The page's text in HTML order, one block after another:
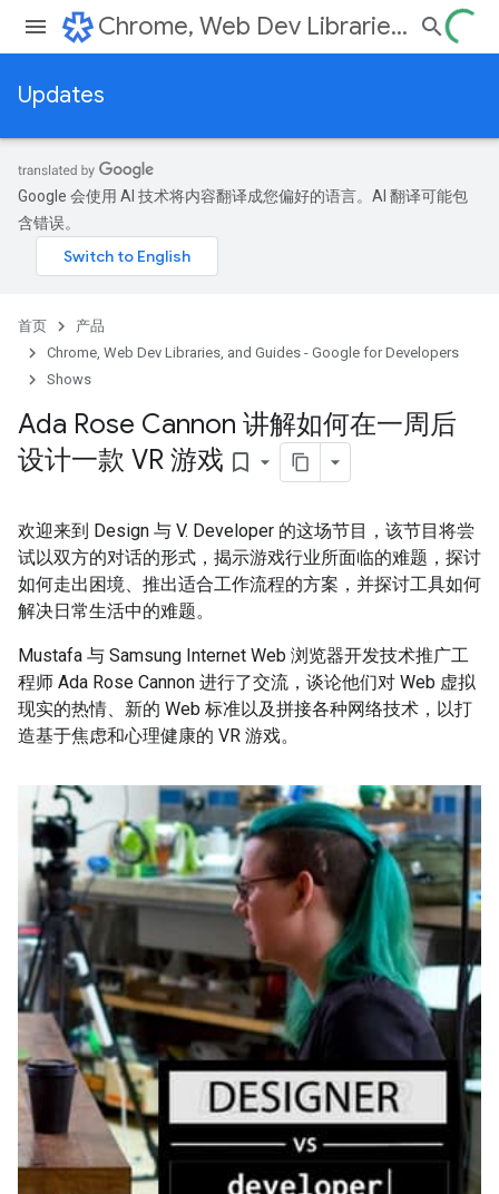
Chrome, Web Dev Libraries, and Guides - Google for Developers
Updates
Google 会使用 AI 技术将内容翻译成您偏好的语言。AI 翻译可能包
含错误。
首页
产品
Chrome, Web Dev Libraries, and Guides - Google for Developers
Shows
Ada Rose Cannon 讲解如何在一周后
设计一款 VR 游戏 bookmark_border
欢迎来到 Design 与 V. Developer 的这场节目，该节目将尝
试以双方的对话的形式，揭示游戏行业所面临的难题，探讨
如何走出困境、推出适合工作流程的方案，并探讨工具如何
解决日常生活中的难题。
Mustafa 与 Samsung Internet Web 浏览器开发技术推广工
程师 Ada Rose Cannon 进行了交流，谈论他们对 Web 虚拟
现实的热情、新的 Web 标准以及拼接各种网络技术，以打
造基于焦虑和心理健康的 VR 游戏。